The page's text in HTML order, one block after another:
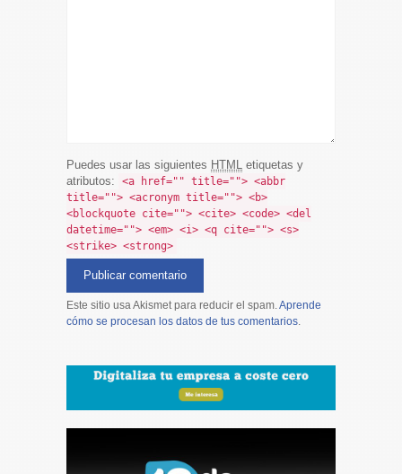
Puedes usar las siguientes HTML etiquetas y
atributos:
<a href="" title=""> <abbr
title=""> <acronym title=""> <b>
<blockquote cite=""> <cite> <code> <del
datetime=""> <em> <i> <q cite=""> <s>
<strike> <strong>
Este sitio usa Akismet para reducir el spam.Aprende
cómo se procesan los datos de tus comentarios.